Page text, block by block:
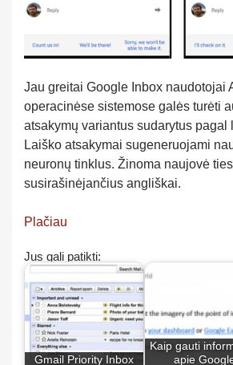
Jau greitai Google Inbox naudotojai
operacinėse sistemose galės turėti
atsakymų variantus sudarytus pagal
Laiško atsakymai sugeneruojami
neuronų tinklus. Žinoma naujovė
susirašinėjančius angliškai.
Plačiau
Jus gali patikti:
Gmail Priority Inbox
Kaip gauti
apie